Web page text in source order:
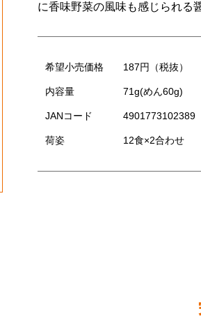
に香味野菜の風味も感じられる
希望小売価格 187円（税抜）
内容量 71g(めん60g)
JANコード 4901773102389
荷姿 12食×2合わせ